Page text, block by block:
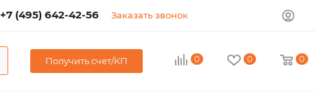
+7 (495) 642-42-56 Заказать звонок
Получить счет/КП 0 0 0